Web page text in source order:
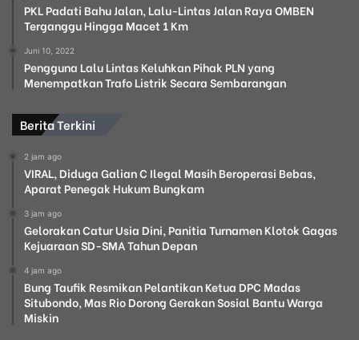
PKL Padati Bahu Jalan, Lalu-Lintas Jalan Raya OMBEN
Terganggu Hingga Macet 1 Km
Juni 10, 2022
Pengguna Lalu Lintas Keluhkan Pihak PLN yang
Menempatkan Trafo Listrik Secara Sembarangan
Berita Terkini
2 jam ago
VIRAL, Diduga Galian C Ilegal Masih Beroperasi Bebas,
Aparat Penegak Hukum Bungkam
3 jam ago
Gelorakan Catur Usia Dini, Panitia Turnamen Klotok Gagas
Kejuaraan SD-SMA Tahun Depan
4 jam ago
Bung Taufik Resmikan Pelantikan Ketua DPC Madas
Situbondo, Mas Rio Dorong Gerakan Sosial Bantu Warga
Miskin